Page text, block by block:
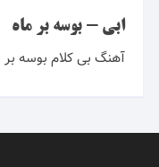
ابی - بوسه بر ماه
آهنگ بی کلام بوسه بر